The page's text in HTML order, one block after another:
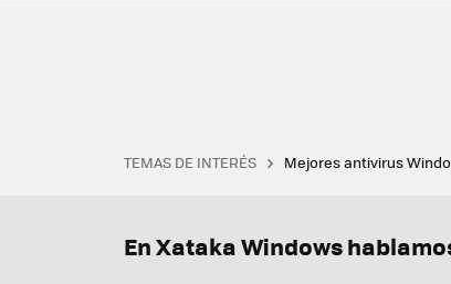
TEMAS DE INTERÉS Mejores antivirus
En Xataka Windows